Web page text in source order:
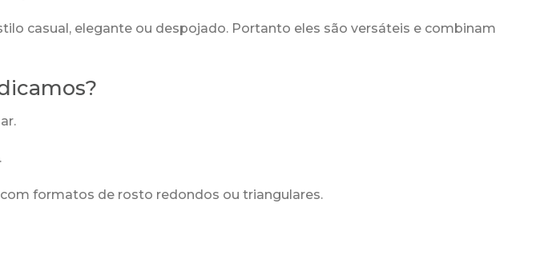
casual, elegante ou despojado. Portanto eles são versáteis e combinam
formatos de rosto redondos ou triangulares.